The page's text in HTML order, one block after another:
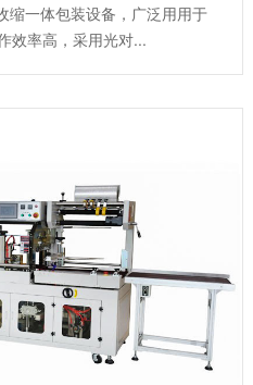
缩一体包装设备，广泛用用于
效率高，采用光对...